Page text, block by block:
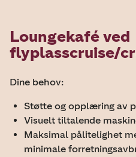
Loungekafé ved
flyplasscruise/
Dine behov:
Støtte og opplæring av
Visuelt tiltalende
Maksimal pålitelighet
minimale